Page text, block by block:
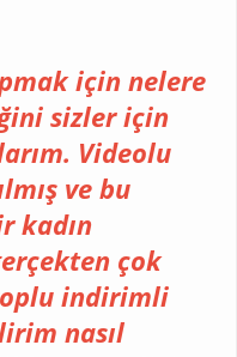
için nelere
sizler için
Videolu
ve bu
kadın
çok
indirimli
nasıl